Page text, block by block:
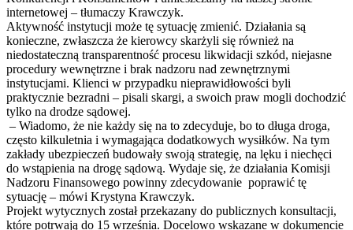
internetowej – tłumaczy Krawczyk.
Aktywność instytucji może tę sytuację zmienić. Działania są
konieczne, zwłaszcza że kierowcy skarżyli się również na
niedostateczną transparentność procesu likwidacji szkód, niejasne
procedury wewnętrzne i brak nadzoru nad zewnętrznymi
instytucjami. Klienci w przypadku nieprawidłowości byli
praktycznie bezradni – pisali skargi, a swoich praw mogli dochodzić
tylko na drodze sądowej.
– Wiadomo, że nie każdy się na to zdecyduje, bo to długa droga,
często kilkuletnia i wymagająca dodatkowych wysiłków. Na tym
zakłady ubezpieczeń budowały swoją strategię, na lęku i niechęci
do wstąpienia na drogę sądową. Wydaje się, że działania Komisji
Nadzoru Finansowego powinny zdecydowanie poprawić tę
sytuację – mówi Krystyna Krawczyk.
Projekt wytycznych został przekazany do publicznych konsultacji,
które potrwają do 15 września. Docelowo wskazane w dokumencie